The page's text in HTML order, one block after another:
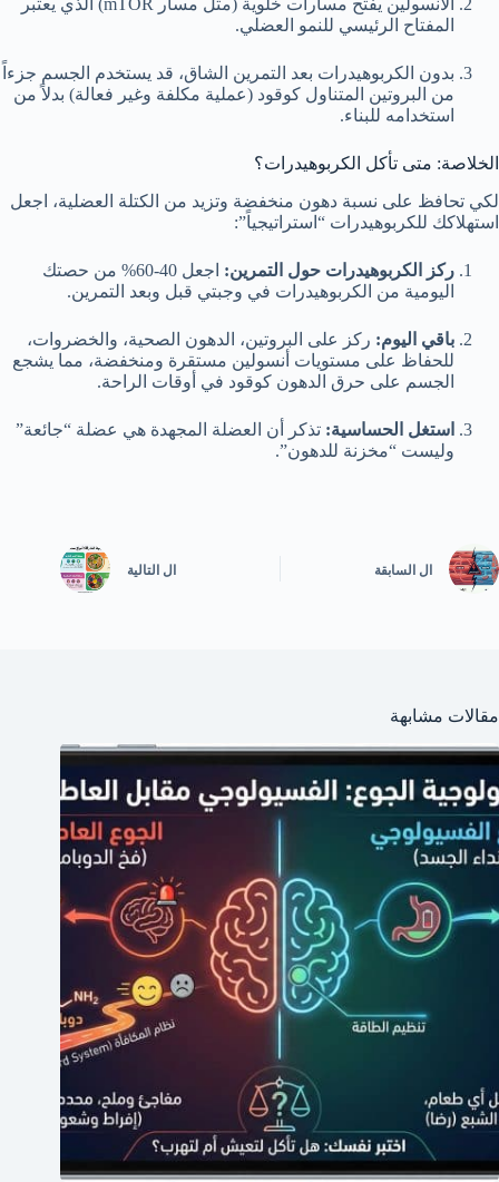
الأنسولين يفتح مسارات خلوية (مثل مسار mTOR) الذي يعتبر
المفتاح الرئيسي للنمو العضلي.
بدون الكربوهيدرات بعد التمرين الشاق، قد يستخدم الجسم جزءاً
من البروتين المتناول كوقود (عملية مكلفة وغير فعالة) بدلاً من
استخدامه للبناء.
الخلاصة: متى تأكل الكربوهيدرات؟
لكي تحافظ على نسبة دهون منخفضة وتزيد من الكتلة العضلية، اجعل
استهلاكك للكربوهيدرات “استراتيجياً”:
ركز الكربوهيدرات حول التمرين:
اجعل 40-60% من حصتك
اليومية من الكربوهيدرات في وجبتي قبل وبعد التمرين.
باقي اليوم: ركز على البروتين، الدهون الصحية، والخضروات،
للحفاظ على مستويات أنسولين مستقرة ومنخفضة، مما يشجع
الجسم على حرق الدهون كوقود في أوقات الراحة.
استغل الحساسية: تذكر أن العضلة المجهدة هي عضلة “جائعة”
وليست “مخزنة للدهون”.
ال السابقة ال التالية
مقالات مشابهة